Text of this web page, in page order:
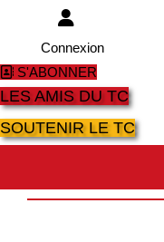
Connexion
S'ABONNER
LES AMIS DU TC
SOUTENIR LE TC